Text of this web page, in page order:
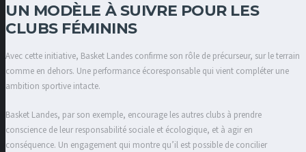
UN MODÈLE À SUIVRE POUR LES
CLUBS FÉMININS
Avec cette initiative, Basket Landes confirme son rôle de précurseur, sur le terrain
comme en dehors. Une performance écoresponsable qui vient compléter une
ambition sportive intacte.
Basket Landes, par son exemple, encourage les autres clubs à prendre
conscience de leur responsabilité sociale et écologique, et à agir en
conséquence. Un engagement qui montre qu’il est possible de concilier